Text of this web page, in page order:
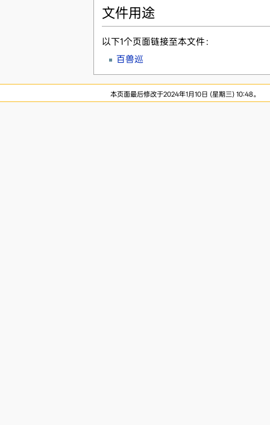
文件用途
以下1个页面链接至本文件：
百兽巡
本页面最后修改于2024年1月10日 (星期三) 10:48。